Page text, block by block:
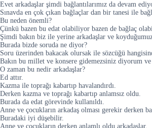
Evet arkadaşlar şimdi bağlantılarımız da devam
Sınavda en çok çıkan bağlaçlar dan bir tanesi ile
Bu neden önemli?
Çünkü bazen bu edat olabiliyor bazen de bağlaç
Şimdi bakın biz ile yerine arkadaşlar ve
Burada bizde soruda ne diyor?
Soru üzerinden bakacak olursak ile sözcüğü
Bakın bu millet ve konsere gidemezsiniz diyorum
O zaman bu nedir arkadaşlar?
Ed attır.
Kazma ile toprağı kabartıp havalandırdı.
Derken kazma ve toprağı kabartıp anlamsız oldu.
Burada da edat görevinde kullanıldı.
Anne ve çocukların arkadaş olması gerekir derken
Buradaki iyi düşebilir.
Anne ve çocukların derken anlamlı oldu arkadaşlar.